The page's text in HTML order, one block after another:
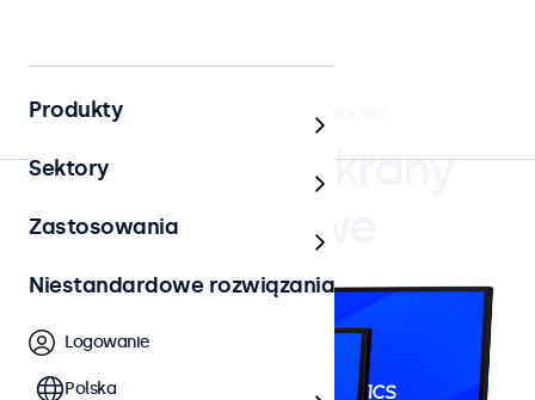
4.8/5 ocenione przez 5000+ firm
Monitory i ekrany
dotykowe
Produkty
Sektory
Zastosowania
Niestandardowe rozwiązania
Logowanie
Polska